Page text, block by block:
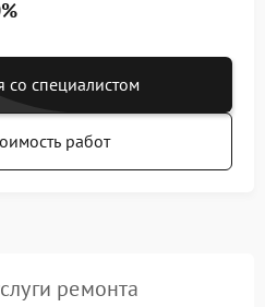
со специалистом
работ
ремонта